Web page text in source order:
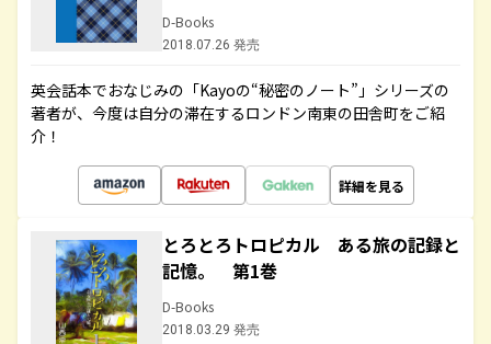
D-Books
2018.07.26 発売
英会話本でおなじみの「Kayoの“秘密のノート”」シリーズの
著者が、今度は自分の滞在するロンドン南東の田舎町をご紹
介！
詳細を見る
とろとろトロピカル ある旅の記録と
記憶。 第1巻
D-Books
2018.03.29 発売